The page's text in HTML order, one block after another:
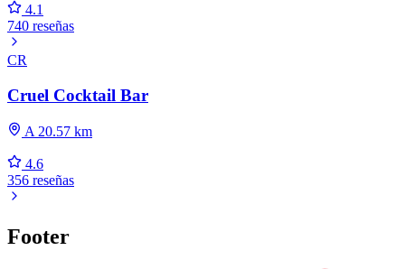
4.1
740 reseñas
CR
Cruel Cocktail Bar
A 20.57 km
4.6
356 reseñas
Footer